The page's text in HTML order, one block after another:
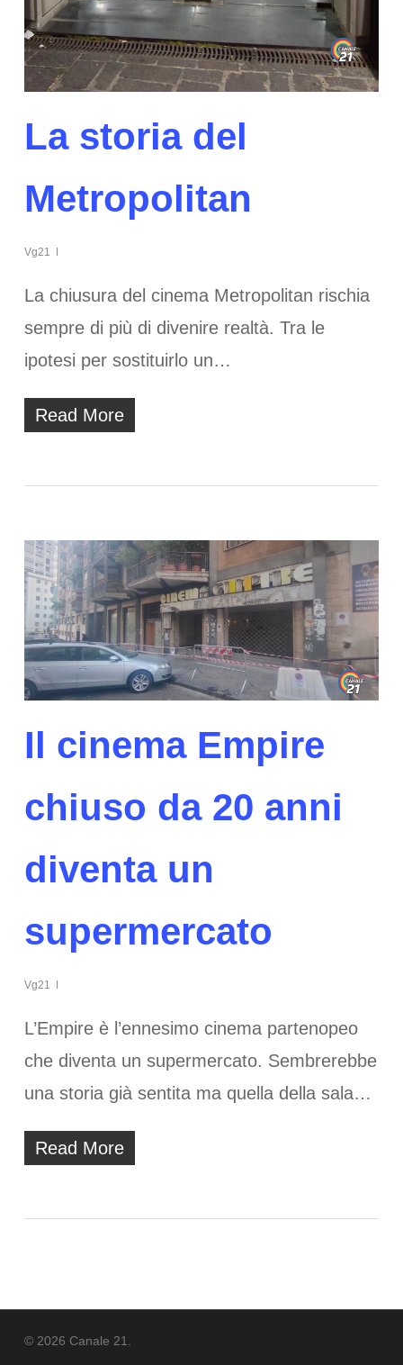
La storia del
Metropolitan
Vg21
La chiusura del cinema Metropolitan rischia
sempre di più di divenire realtà. Tra le
ipotesi per sostituirlo un…
Read More
Il cinema Empire
chiuso da 20 anni
diventa un
supermercato
Vg21
L’Empire è l’ennesimo cinema partenopeo
che diventa un supermercato. Sembrerebbe
una storia già sentita ma quella della sala…
Read More
© 2026 Canale 21.